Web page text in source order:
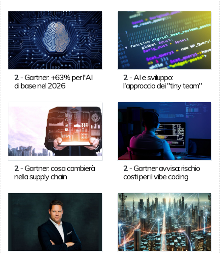
2-Gartner: +63% per l'AI
di base nel 2026
2 - AI e sviluppo:
l'approccio dei "tiny team"
2-Gartner: cosa cambierà
nella supply chain
2 -Gartner avvisa: rischio
costi per il vibe coding